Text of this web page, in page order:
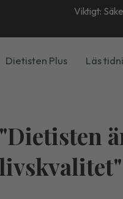
Viktigt:
Dietisten Plus Läs
"Dietisten